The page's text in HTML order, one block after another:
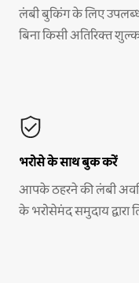
लंबी बुकिंग के लिए
बिना किसी अतिरिक्त
भरोसे के साथ बुक करें
आपके ठहरने की लंबी
के भरोसेमंद समुदाय द्वारा